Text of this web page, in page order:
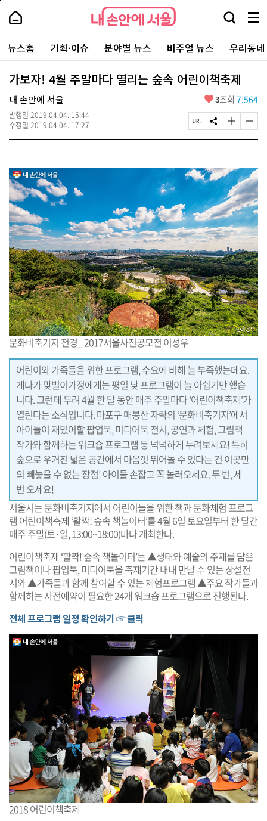
본
로
가
내
손
안
에
서
울
-
서
울
시
대
표
소
털
내
손
에
울
검
창
열
기
메
뉴
전
체
보
주
요
서
뉴스홈 기획·이슈 분야별 뉴스 비주얼 뉴스 우리동
가보자! 4월 주말마다 열리는 숲속 어린이책축제
내 손안에 서울
발행일 2019.04.04. 15:44
수정일 2019.04.04. 17:27
좋
요
3조회 7,564
페
이
R
L
복
S
N
유
하
기
글
자
크
게
변
경
하
기
글
자
작
게
변
경
하
기
문화비축기지 전경_ 2017서울사진공모전 이성우
어린이와 가족들을 위한 프로그램, 수요에 비해 늘 부족했는데요.
게다가 맞벌이가정에게는 평일 낮 프로그램이 늘 아쉽기만 했습
니다. 그런데 무려 4월 한 달 동안 매주 주말마다 '어린이책축제'가
열린다는 소식입니다. 마포구 매봉산 자락의 ‘문화비축기지’에서
아이들이 재밌어할 팝업북, 미디어북 전시, 공연과 체험, 그림책
작가와 함께하는 워크숍 프로그램 등 넉넉하게 누려보세요! 특히
숲으로 우거진 넓은 공간에서 마음껏 뛰어놀 수 있다는 건 이곳만
의 빼놓을 수 없는 장점! 아이들 손잡고 꼭 놀러오세요. 두 번, 세
번 오세요!
서울시는 문화비축기지에서 어린이들을 위한 책과 문화체험 프로그
램 어린이책축제 ‘활짝! 숲속 책놀이터’를 4월 6일 토요일부터 한 달간
매주 주말(토·일, 13:00~18:00)마다 개최한다.
어린이책축제 ‘활짝! 숲속 책놀이터’는 ▲생태와 예술의 주제를 담은
그림책이나 팝업북, 미디어북을 축제기간 내내 만날 수 있는 상설전
시와 ▲가족들과 함께 참여할 수 있는 체험프로그램 ▲주요 작가들과
함께하는 사전예약이 필요한 24개 워크숍 프로그램으로 진행된다.
전체 프로그램 일정 확인하기 ☞ 클릭
2018 어린이책축제
페
상
단
로